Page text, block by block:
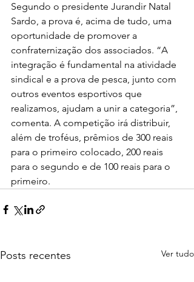
Segundo o presidente Jurandir Natal
Sardo, a prova é, acima de tudo, uma
oportunidade de promover a
confraternização dos associados. “A
integração é fundamental na atividade
sindical e a prova de pesca, junto com
outros eventos esportivos que
realizamos, ajudam a unir a categoria”,
comenta. A competição irá distribuir,
além de troféus, prêmios de 300 reais
para o primeiro colocado, 200 reais
para o segundo e de 100 reais para o
primeiro.
Posts recentes Ver tudo